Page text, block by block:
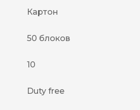
Картон
50 блоков
10
Duty free